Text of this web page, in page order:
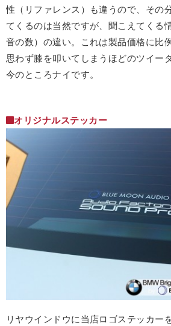
性（リファレンス）も違うので、その
てくるのは当然ですが、聞こえてくる
音の数）の違い。これは製品価格に比
思わず膝を叩いてしまうほどのツイー
今のところナイです。
オリジナルステッカー
リヤウインドウに当店ロゴステッカー